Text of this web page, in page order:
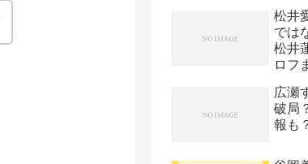
松井
では
松井
ロフ
広瀬
破局
報も